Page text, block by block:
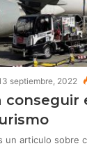
septiembre, 2022
conseguir
un articulo sobre